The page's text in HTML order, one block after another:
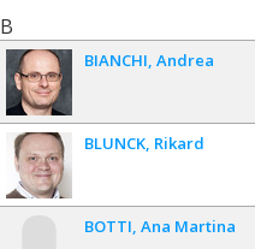
B
BIANCHI Andrea
BLUNCK Rikard
BOTTI Ana Martina